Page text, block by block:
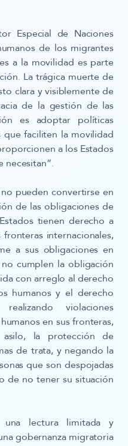
Especial de Naciones
de los migrantes
a la movilidad es parte
La trágica muerte de
clara y visiblemente de
de la gestión de las
es adoptar políticas
que faciliten la movilidad
a los Estados
necesitan”.
pueden convertirse en
de las obligaciones de
tienen derecho a
internacionales,
a sus obligaciones en
cumplen la obligación
con arreglo al derecho
humanos y el derecho
realizando violaciones
en sus fronteras,
la protección de
de trata, y negando la
que son despojadas
de no tener su situación
lectura limitada y
gobernanza migratoria